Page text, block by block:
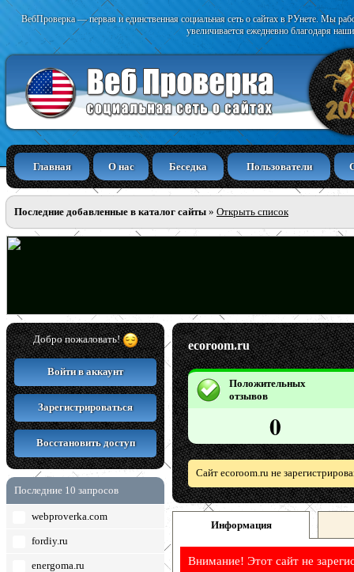
ВебПроверка — первая и единственная социальная сеть о сайтах в РУнете. Мы
увеличивается ежедневно благодаря
Главная О нас Беседка Пользователи
Последние добавленные в каталог сайты » Открыть список
Добро пожаловать!
Войти в аккаунт
Зарегистрироваться
Восстановить доступ
Последние 10 запросов
webproverka.com
fordiy.ru
energoma.ru
ecoroom.ru
Положительных
отзывов
0
Сайт ecoroom.ru не
Информация
Внимание! Этот сайт не